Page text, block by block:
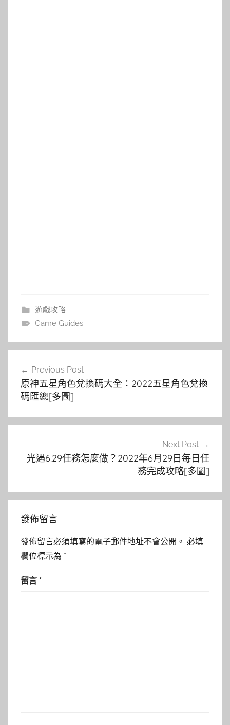
遊戲攻略
Game Guides
導
覽
Previous Post
原神五星角色兌換碼大全：2022五星角色兌換
碼匯總[多圖]
Next Post
光遇6.29任務怎麼做？2022年6月29日每日任
務完成攻略[多圖]
發佈留言
發佈留言必須填寫的電子郵件地址不會公開。 必填
欄位標示為 *
留言 *